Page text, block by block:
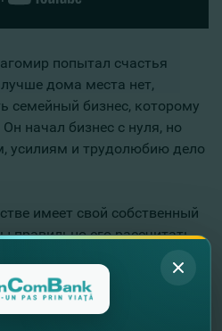
попытал счастья
дома места нет,
семейный бизнес, которому
начал бизнес с нуля, но
усилиям и трудолюбию дело
имеет свой собственный
правильно его рассчитать,
в нужный момент
и оборудование.